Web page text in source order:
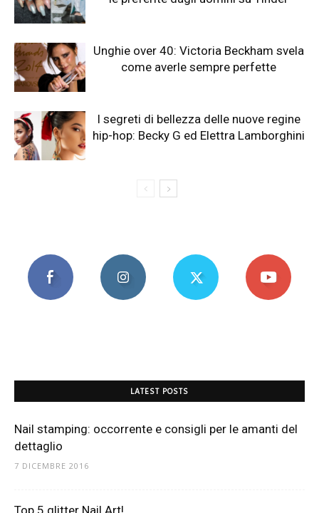
Unghie over 40: Victoria Beckham svela
come averle sempre perfette
I segreti di bellezza delle nuove regine
hip-hop: Becky G ed Elettra Lamborghini
LATEST POSTS
Nail stamping: occorrente e consigli per le amanti del
dettaglio
7 DICEMBRE 2016